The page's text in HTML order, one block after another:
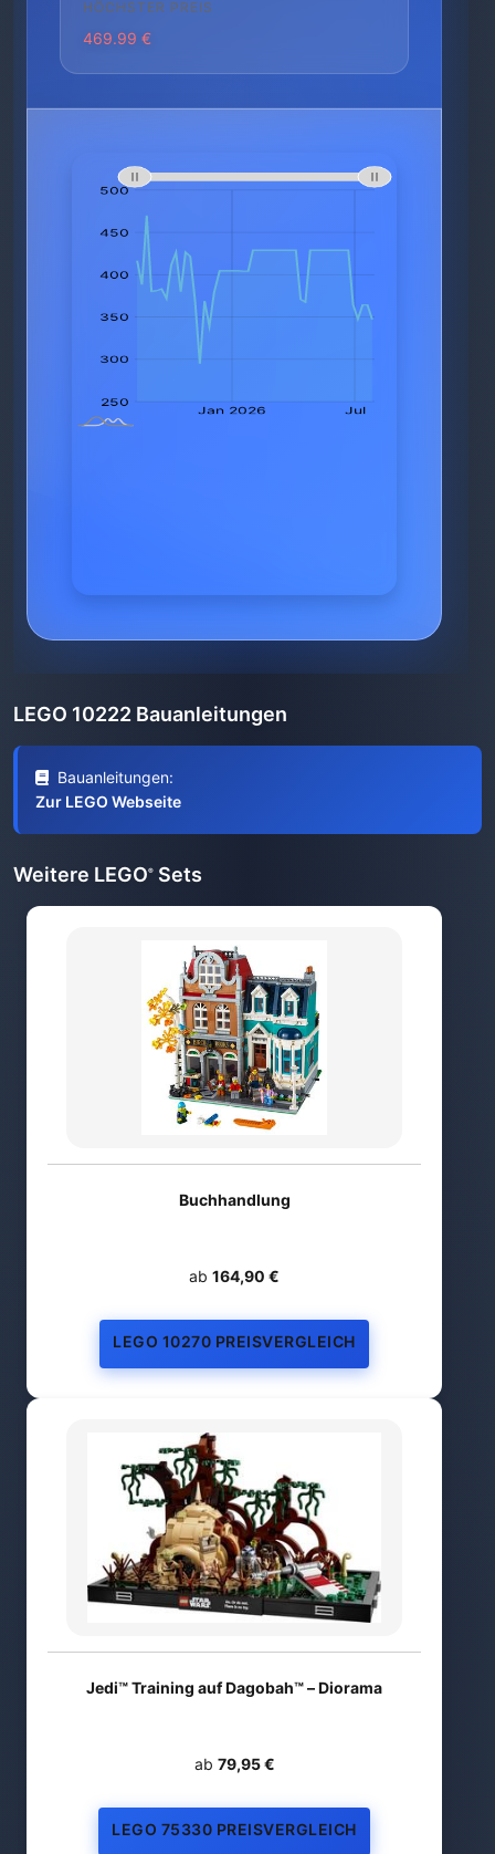
HÖCHSTER PREIS
469.99 €
LEGO 10222 Bauanleitungen
Bauanleitungen:
Zur LEGO Webseite
Weitere LEGO® Sets
Buchhandlung
ab 164,90 €
LEGO 10270 PREISVERGLEICH
Jedi™ Training auf Dagobah™ – Diorama
ab 79,95 €
LEGO 75330 PREISVERGLEICH